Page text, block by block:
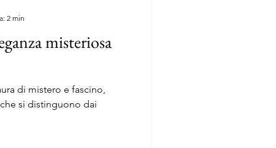
misteriosa
di mistero e fascino,
si distinguono dai
2 min